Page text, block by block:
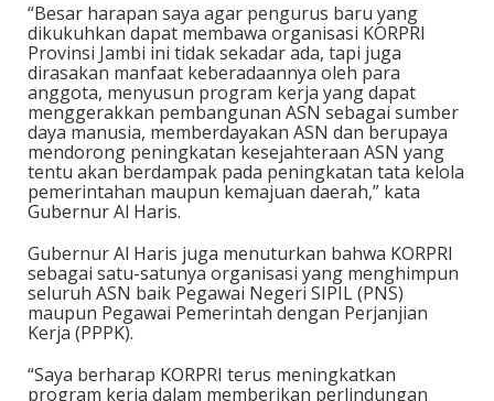
“Besar harapan saya agar pengurus baru yang
dikukuhkan dapat membawa organisasi KORPRI
Provinsi Jambi ini tidak sekadar ada, tapi juga
dirasakan manfaat keberadaannya oleh para
anggota, menyusun program kerja yang dapat
menggerakkan pembangunan ASN sebagai sumber
daya manusia, memberdayakan ASN dan berupaya
mendorong peningkatan kesejahteraan ASN yang
tentu akan berdampak pada peningkatan tata kelola
pemerintahan maupun kemajuan daerah,” kata
Gubernur Al Haris.
Gubernur Al Haris juga menuturkan bahwa KORPRI
sebagai satu-satunya organisasi yang menghimpun
seluruh ASN baik Pegawai Negeri SIPIL (PNS)
maupun Pegawai Pemerintah dengan Perjanjian
Kerja (PPPK).
“Saya berharap KORPRI terus meningkatkan
program kerja dalam memberikan perlindungan